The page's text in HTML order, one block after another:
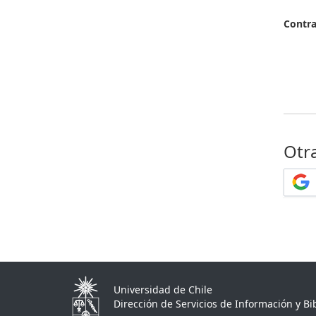
Universidad de Chile
Dirección de Servicios de Información y